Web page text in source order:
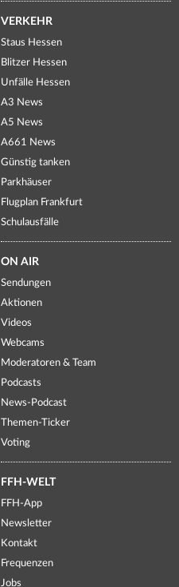
VERKEHR
Staus Hessen
Blitzer Hessen
Unfälle Hessen
A3 News
A5 News
A661 News
Günstig tanken
Parkhäuser
Flugplan Frankfurt
Schulausfälle
ON AIR
Sendungen
Aktionen
Videos
Webcams
Moderatoren & Team
Podcasts
News-Podcast
Themen-Ticker
Voting
FFH-WELT
FFH-App
Newsletter
Kontakt
Frequenzen
Jobs